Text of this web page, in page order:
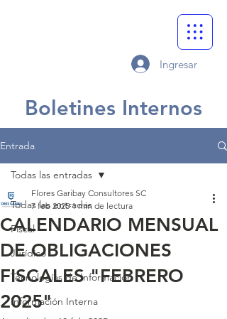
Ingresar
Boletines Internos
Entrada
Todas las entradas
Fiscal
Jurídico
Tecnologías de Información
Información Interna
Todas las entradas
CALENDARIO MENSUAL
DE OBLIGACIONES
FISCALES "FEBRERO
2025"
Flores Garibay Consultores SC
7 feb 2025 1 min de lectura